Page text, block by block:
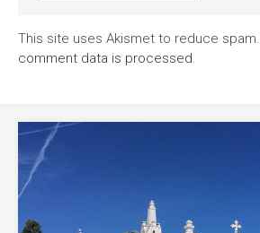
This site uses Akismet to reduce spam.
comment data is processed.